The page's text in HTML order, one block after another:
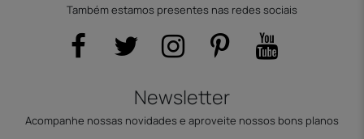
Também estamos presentes nas redes sociais
Newsletter
Acompanhe nossas novidades e aproveite nossos bons planos